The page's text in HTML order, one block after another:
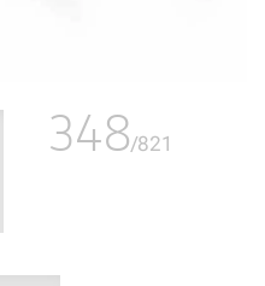
348/821